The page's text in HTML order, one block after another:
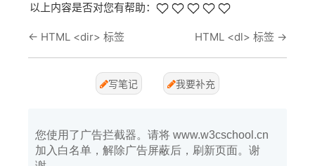
以上内容是否对您有帮助：
← HTML <dir> 标签 HTML <dl> 标签 →
写笔记 我要补充
您使用了广告拦截器。请将 www.w3cschool.cn
加入白名单，解除广告屏蔽后，刷新页面。谢